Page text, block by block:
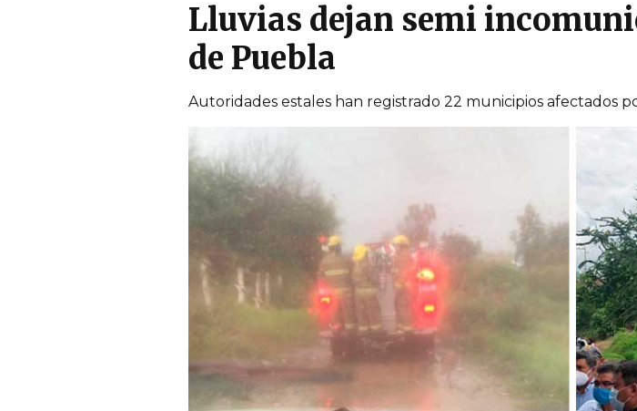
Lluvias dejan semi
de Puebla
Autoridades estales han registrado 22 municipios afectados